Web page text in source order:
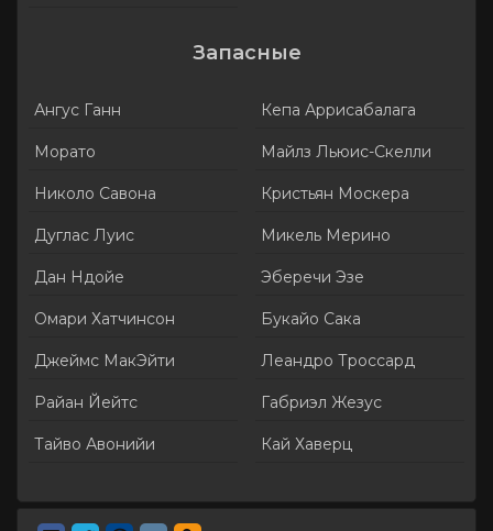
Запасные
Ангус Ганн
Морато
Николо Савона
Дуглас Луис
Дан Ндойе
Омари Хатчинсон
Джеймс МакЭйти
Райан Йейтс
Тайво Авонийи
Кепа Аррисабалага
Майлз Льюис-Скелли
Кристьян Москера
Микель Мерино
Эберечи Эзе
Букайо Сака
Леандро Троссард
Габриэл Жезус
Кай Хаверц